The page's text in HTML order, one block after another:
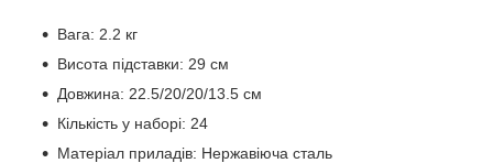
Вага: 2.2 кг
Висота підставки: 29 см
Довжина: 22.5/20/20/13.5 см
Кількість у наборі: 24
Матеріал приладів: Нержавіюча сталь